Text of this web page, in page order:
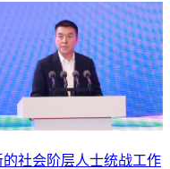
社会阶层人士统战工作